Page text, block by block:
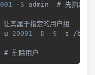
- S admin  # 先指定一
其属于指定的用户组
- u 20001 - D - S - s / bin
删除用户